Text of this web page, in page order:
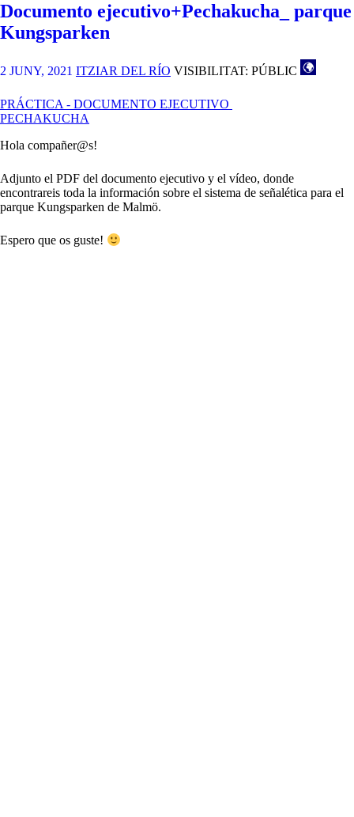
Documento ejecutivo+Pechakucha_ parque
Kungsparken
2 JUNY, 2021 ITZIAR DEL RÍO VISIBILITAT: PÚBLIC
PRÁCTICA - DOCUMENTO EJECUTIVO
PECHAKUCHA
Hola compañer@s!
Adjunto el PDF del documento ejecutivo y el vídeo, donde
encontrareis toda la información sobre el sistema de señalética para el
parque Kungsparken de Malmö.
Espero que os guste!